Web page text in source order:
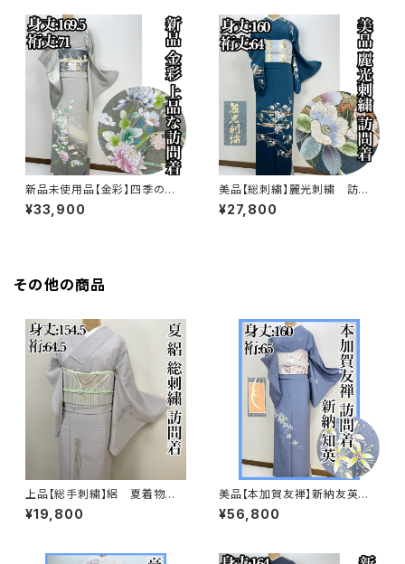
新品未使用品【金彩】四季の
花々 訪問着 正絹 袷 ガード加
工済s763
¥33,900
美品【総刺繍】麗光刺繍 訪問
着 正絹 袷 s761
¥27,800
その他の商品
上品【総手刺繍】絽 夏着物
訪問着 正絹 s231
¥19,800
美品【本加賀友禅】新納友英
紬 訪問着 正絹 袷s665
¥56,800